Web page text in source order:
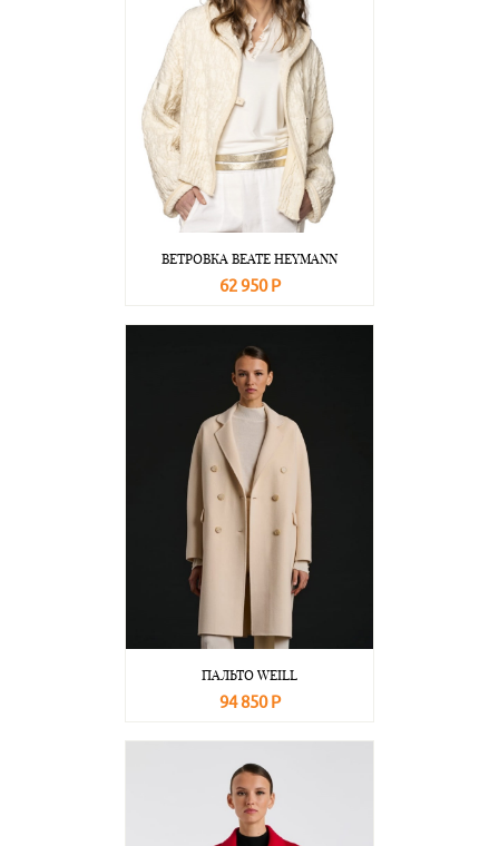
ВЕТРОВКА BEATE НEYMANN
62 950 Р
ПАЛЬТО WEILL
94 850 Р